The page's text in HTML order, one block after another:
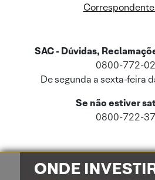
SAC - Dúvidas,
0800-772-
De segunda a sexta-feira
Se não estiver
0800-722-
Este site usa cookies e dados pessoais de
Cookies
e a nossaPolítica